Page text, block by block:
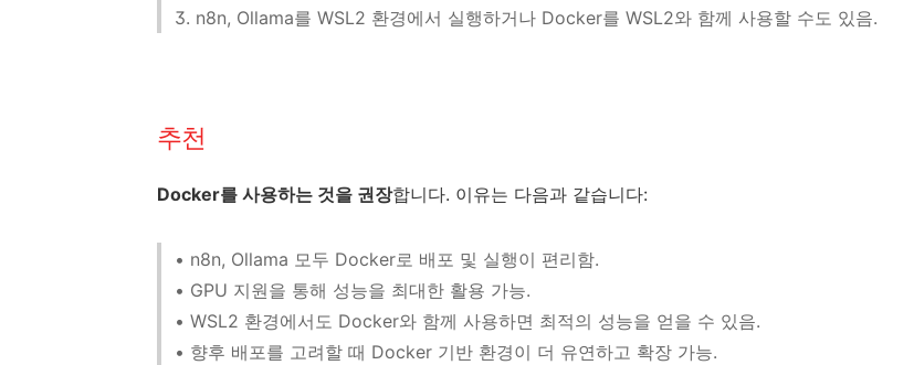
3. n8n, Ollama를 WSL2 환경에서 실행하거나 Docker를 WSL2와 함께 사용할 수도 있음.
추천
Docker를 사용하는 것을 권장합니다. 이유는 다음과 같습니다:
• n8n, Ollama 모두 Docker로 배포 및 실행이 편리함.
• GPU 지원을 통해 성능을 최대한 활용 가능.
• WSL2 환경에서도 Docker와 함께 사용하면 최적의 성능을 얻을 수 있음.
• 향후 배포를 고려할 때 Docker 기반 환경이 더 유연하고 확장 가능.